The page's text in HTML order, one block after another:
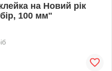
на Новий рік
100 мм"